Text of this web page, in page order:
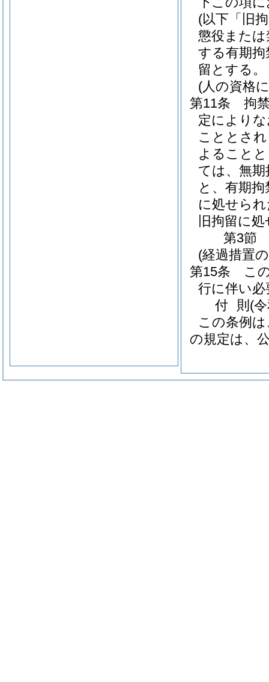
(以下「旧
懲役また
する有期
留とする。
(人の資格
第11条
拘
定により
こととさ
よること
ては、無
と、有期
に処せら
旧拘留に
第3節
(経過措置
第15条
こ
行に伴い
付 則 (
この条例
の規定は、